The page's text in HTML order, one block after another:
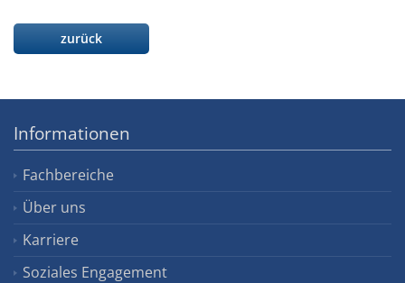
zurück
Informationen
Fachbereiche
Über uns
Karriere
Soziales Engagement